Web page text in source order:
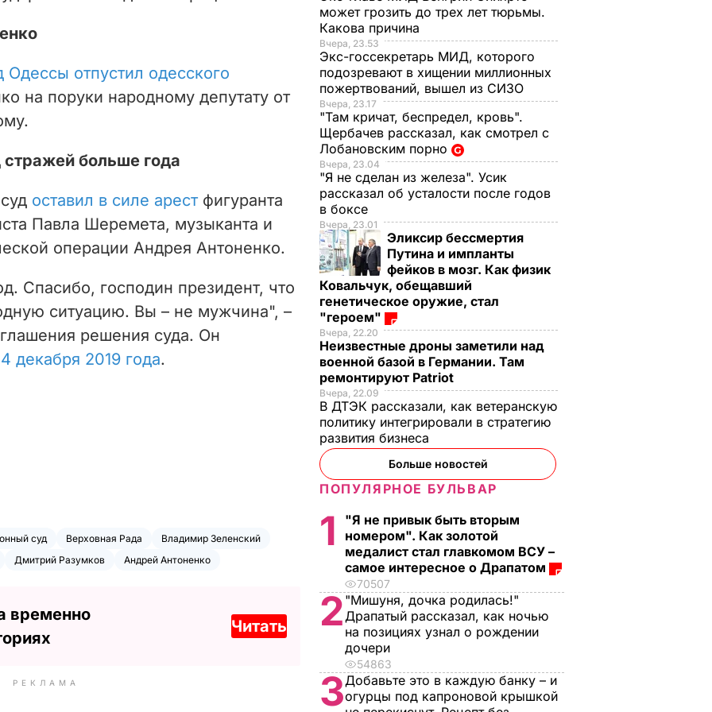
Одессы отпустил одесского
на поруки народному депутату от
больше года
оставил в силе арестфигуранта
Павла Шеремета, музыканта и
операции Андрея Антоненко.
Спасибо, господин президент, что
ситуацию. Вы – не мужчина", –
решения суда. Он
декабря 2019 года.
суд Верховная Рада
Владимир Зеленский
Дмитрий Разумков
Андрей Антоненко
временно
Читать
РЕКЛАМА
может грозить до трех лет тюрьмы.
Какова причина
Вчера, 23.53
Экс-госсекретарь МИД, которого
подозревают в хищении миллионных
пожертвований, вышел из СИЗО
Вчера, 23.17
"Там кричат, беспредел, кровь".
Щербачев рассказал, как смотрел с
Лобановским порно
Вчера, 23.04
"Я не сделан из железа". Усик
рассказал об усталости после годов
в боксе
Вчера, 23.01
Эликсир бессмертия
Путина и импланты
фейков в мозг. Как физик
Ковальчук, обещавший
генетическое оружие, стал
"героем"
Вчера, 22.20
Неизвестные дроны заметили над
военной базой в Германии. Там
ремонтируют Patriot
Вчера, 22.09
В ДТЭК рассказали, как ветеранскую
политику интегрировали в стратегию
развития бизнеса
Больше новостей
ПОПУЛЯРНОЕ БУЛЬВАР
1
"Я не привык быть вторым
номером". Как золотой
медалист стал главкомом ВСУ –
самое интересное о Драпатом
70507
2 "Мишуня, дочка родилась!"
Драпатый рассказал, как ночью
на позициях узнал о рождении
дочери
54863
3Добавьте это в каждую банку – и
огурцы под капроновой крышкой